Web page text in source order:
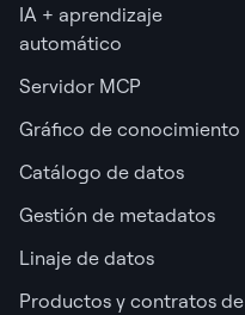
IA + aprendizaje
automático
Servidor MCP
Gráfico de conocimiento
Catálogo de datos
Gestión de metadatos
Linaje de datos
Productos y contratos de